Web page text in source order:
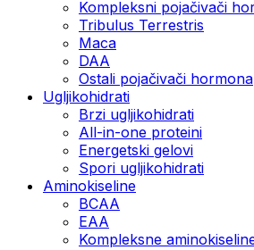
Kompleksni pojačivači
Tribulus Terrestris
Maca
DAA
Ostali pojačivači hormona
Ugljikohidrati
Brzi ugljikohidrati
All-in-one proteini
Energetski gelovi
Spori ugljikohidrati
Aminokiseline
BCAA
EAA
Kompleksne